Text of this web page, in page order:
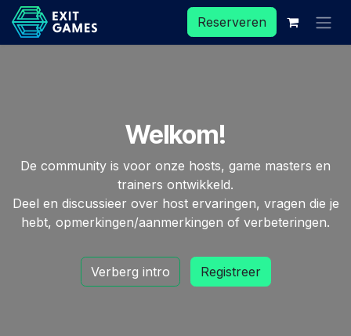
Overslaan naar inhoud
Reserveren
Welkom!
De community is voor onze hosts, game masters en
trainers ontwikkeld.
Deel en discussieer over host ervaringen, vragen die je
hebt, opmerkingen/aanmerkingen of verbeteringen.
Verberg intro Registreer